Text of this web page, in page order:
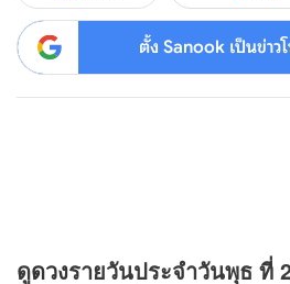
ตั้ง Sanook เป็นข่า
ดูดวงรายวันประจำวันพุธ ที่